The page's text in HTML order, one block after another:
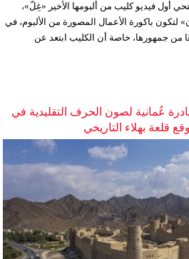
أول فيديو كليب من ألبومها الأخير «غِلّ»،
لتكون باكورة الأعمال المصورة من الألبوم، في
من جمهورها، خاصة أن الكليب ابتعد عن
عُمانية لصون الحرف التقليدية في
قلعة بهلاء التاريخي